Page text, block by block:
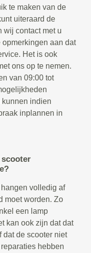
te maken van de
uiteraard de
wij contact met u
aan dat
Het is ook
ons op te nemen.
van 09:00 tot
indien
inplannen in
volledig af
moet worden. Zo
een lamp
kan ook zijn dat dat
dat de scooter niet
hebben